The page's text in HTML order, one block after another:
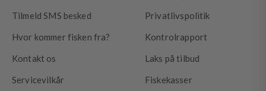
Tilmeld SMS besked
Hvor kommer fisken fra?
Kontakt os
Servicevilkår
Privatlivspolitik
Kontrolrapport
Laks på tilbud
Fiskekasser